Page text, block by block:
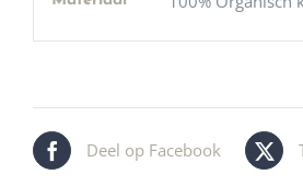
Deel op Facebook